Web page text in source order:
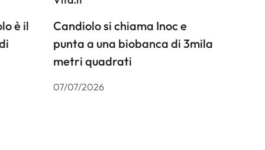
è il
Candiolo si chiama Inoc e
punta a una biobanca di 3mila
metri quadrati
07/07/2026